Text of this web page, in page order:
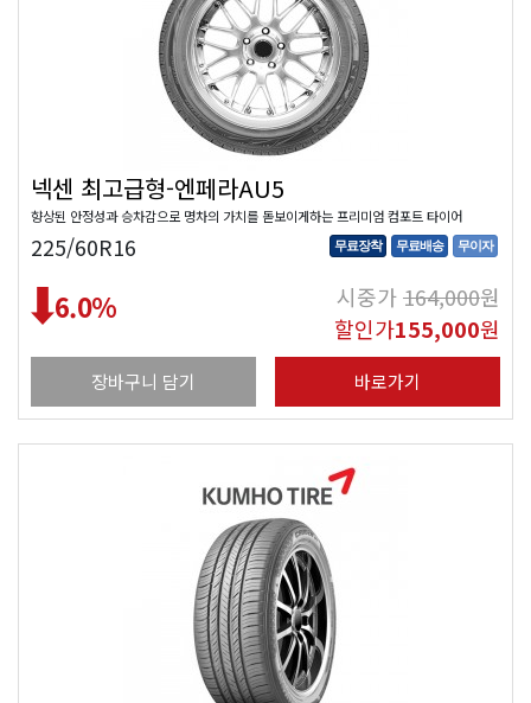
넥센 최고급형-엔페라AU5
향상된 안정성과 승차감으로 명차의 가치를 돋보이게하는 프리미엄 컴포트 타이어
225/60R16 무료장착 무료배송 무이자
6.0% 시중가164,000원
할인가155,000원
장바구니 담기 바로가기